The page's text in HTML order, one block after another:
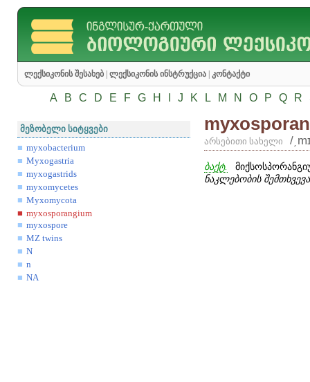
ლექსიკონის შესახებ ლექსიკონის ინსტრუქცია კონტაქტი
A B C D E F G H J K L M N O P Q R
მეზობელი სიტყვები
myxobacterium
Myxogastria
myxogastrids
myxomycetes
Myxomycota
myxosporangium
myxospore
MZ twins
N
n
NA
არსებითი სახელი /
ბაქტ.
ნაკლებობის